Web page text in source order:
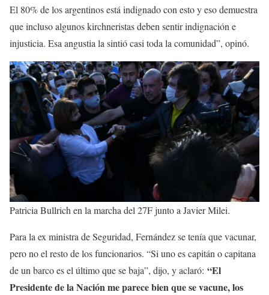
El 80% de los argentinos está indignado con esto y eso demuestra
que incluso algunos kirchneristas deben sentir indignación e
injusticia. Esa angustia la sintió casi toda la comunidad”, opinó.
Patricia Bullrich en la marcha del 27F junto a Javier Milei.
Para la ex ministra de Seguridad, Fernández se tenía que vacunar,
pero no el resto de los funcionarios. “Si uno es capitán o capitana
de un barco es el último que se baja”, dijo, y aclaró: “El
Presidente de la Nación me parece bien que se vacune, los